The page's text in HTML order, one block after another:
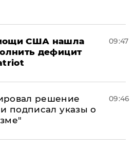
США нашла
дефицит
09:47
решение
подписал указы о
09:46